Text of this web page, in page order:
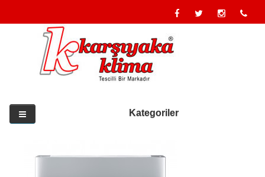
Kategoriler